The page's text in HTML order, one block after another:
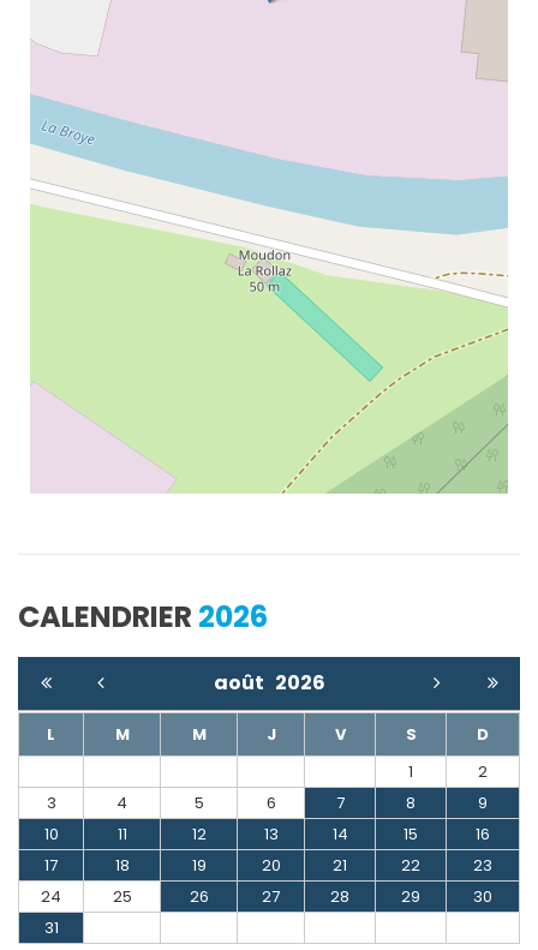
CALENDRIER 2026
août 2026
L M M J V S
D
1
2
3
4 5 6 7 8
9
10
11 12 13 14 15
16
17
18 19 20 21 22
23
24
25 26 27 28 29
30
31